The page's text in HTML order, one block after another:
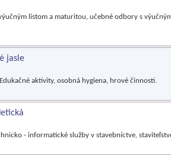
listom a maturitou, učebné odbory s
jasle
aktivity, osobná hygiena, hrové činnosti.
- informatické služby v stavebníctve,